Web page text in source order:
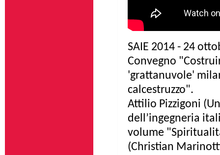
SAIE 2014 - 24
Convegno
'grattanuvole'
calcestruzzo".
Attilio Pizzigoni
dell’ingegneria
volume
(Christian